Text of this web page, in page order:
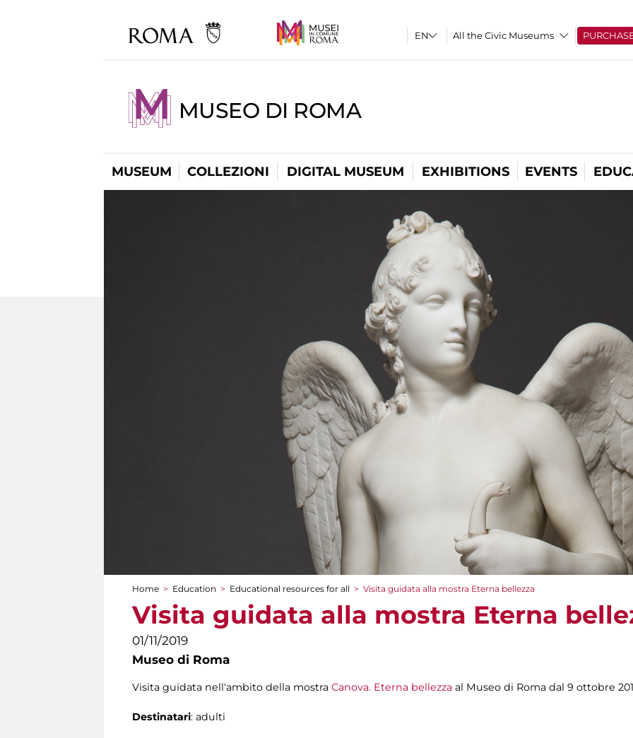
All the Civic Museums
MUSEO DI ROMA
MUSEUM COLLEZIONI DIGITAL MUSEUM EXHIBITIONS EVENTS
You are here
Home > Education > Educational resources for all > Visita guidata alla mostra Eterna bellezza
Visita guidata alla mostra Eterna
01/11/2019
Museo di Roma
Visita guidata nell'ambito della mostra Canova. Eterna bellezza al Museo di Roma dal 9 ottobre
Destinatari: adulti